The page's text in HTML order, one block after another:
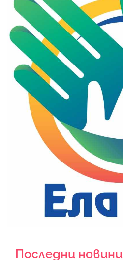
Последни новини